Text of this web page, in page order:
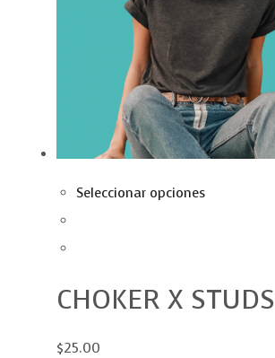
Seleccionar opciones
CHOKER X STUDS
$25.00